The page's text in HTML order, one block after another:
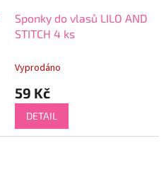
Sponky do vlasů LILO AND
STITCH 4 ks
Vyprodáno
59 Kč
DETAIL